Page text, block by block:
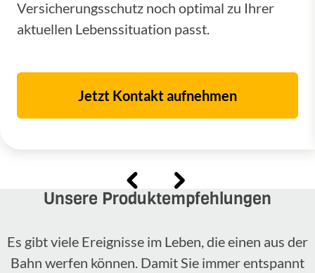
Versicherungsschutz noch optimal zu Ihrer
aktuellen Lebenssituation passt.
Jetzt Kontakt aufnehmen
Unsere Produktempfehlungen
Es gibt viele Ereignisse im Leben, die einen aus der
Bahn werfen können. Damit Sie immer entspannt